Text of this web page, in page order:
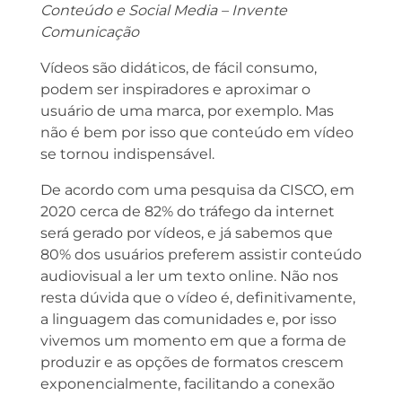
Conteúdo e Social Media – Invente
Comunicação
Vídeos são didáticos, de fácil consumo,
podem ser inspiradores e aproximar o
usuário de uma marca, por exemplo. Mas
não é bem por isso que conteúdo em vídeo
se tornou indispensável.
De acordo com uma pesquisa da CISCO, em
2020 cerca de 82% do tráfego da internet
será gerado por vídeos, e já sabemos que
80% dos usuários preferem assistir conteúdo
audiovisual a ler um texto online. Não nos
resta dúvida que o vídeo é, definitivamente,
a linguagem das comunidades e, por isso
vivemos um momento em que a forma de
produzir e as opções de formatos crescem
exponencialmente, facilitando a conexão